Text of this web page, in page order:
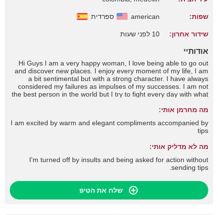
שפות: american ספרדית
שידור אחרון: 10 לפני שעות
אודותיי
Hi Guys I am a very happy woman, I love being able to go out
and discover new places. I enjoy every moment of my life, I am
a bit sentimental but with a strong character. I have always
considered my failures as impulses of my successes. I am not
the best person in the world but I try to fight every day with what
the obstacles and help whoever I can along the way.
מה מחרמן אותי:
I am excited by warm and elegant compliments accompanied by
tips
מה לא מדליק אותי:
I'm turned off by insults and being asked for action without
sending tips.
שלח את הטיפ